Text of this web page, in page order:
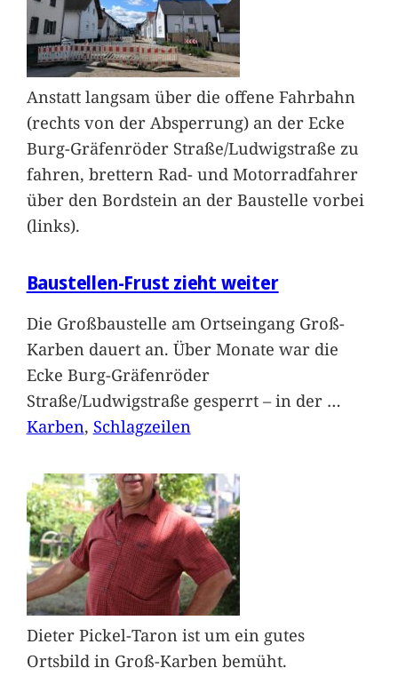
Anstatt langsam über die offene Fahrbahn
(rechts von der Absperrung) an der Ecke
Burg-Gräfenröder Straße/Ludwigstraße zu
fahren, brettern Rad- und Motorradfahrer
über den Bordstein an der Baustelle vorbei
(links).
Baustellen-Frust zieht weiter
Die Großbaustelle am Ortseingang Groß-
Karben dauert an. Über Monate war die
Ecke Burg-Gräfenröder
Straße/Ludwigstraße gesperrt – in der …
Karben, Schlagzeilen
Dieter Pickel-Taron ist um ein gutes
Ortsbild in Groß-Karben bemüht.